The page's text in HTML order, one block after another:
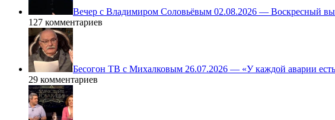
Вечер с Владимиром Соловьёвым 02.08.2026 — Воскресный
127 комментариев
Бесогон ТВ с Михалковым 26.07.2026 — «У каждой аварии
29 комментариев